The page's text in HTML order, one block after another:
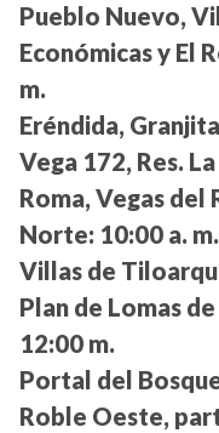
Pueblo Nuevo,
Económicas y El
m.
Eréndida,
Vega 172, Res.
Roma, Vegas
Norte: 10:00 a.
Villas de
Plan de Lomas
12:00 m.
Portal del
Roble Oeste,